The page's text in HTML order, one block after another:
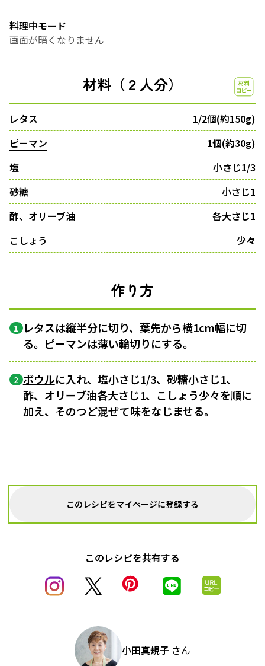
料理中モード
画面が暗くなりません
材料（２人分）
レタス
1/2個(約150g)
ピーマン
1個(約30g)
塩
小さじ1/3
砂糖
小さじ1
酢、オリーブ油
各大さじ1
こしょう
少々
作り方
1 レタスは縦半分に切り、葉先から横1cm幅に切
る。ピーマンは薄い輪切りにする。
2 ボウルに入れ、塩小さじ1/3、砂糖小さじ1、
酢、オリーブ油各大さじ1、こしょう少々を順に
加え、そのつど混ぜて味をなじませる。
このレシピをマイページに登録する
このレシピを共有する
小田真規子 さん